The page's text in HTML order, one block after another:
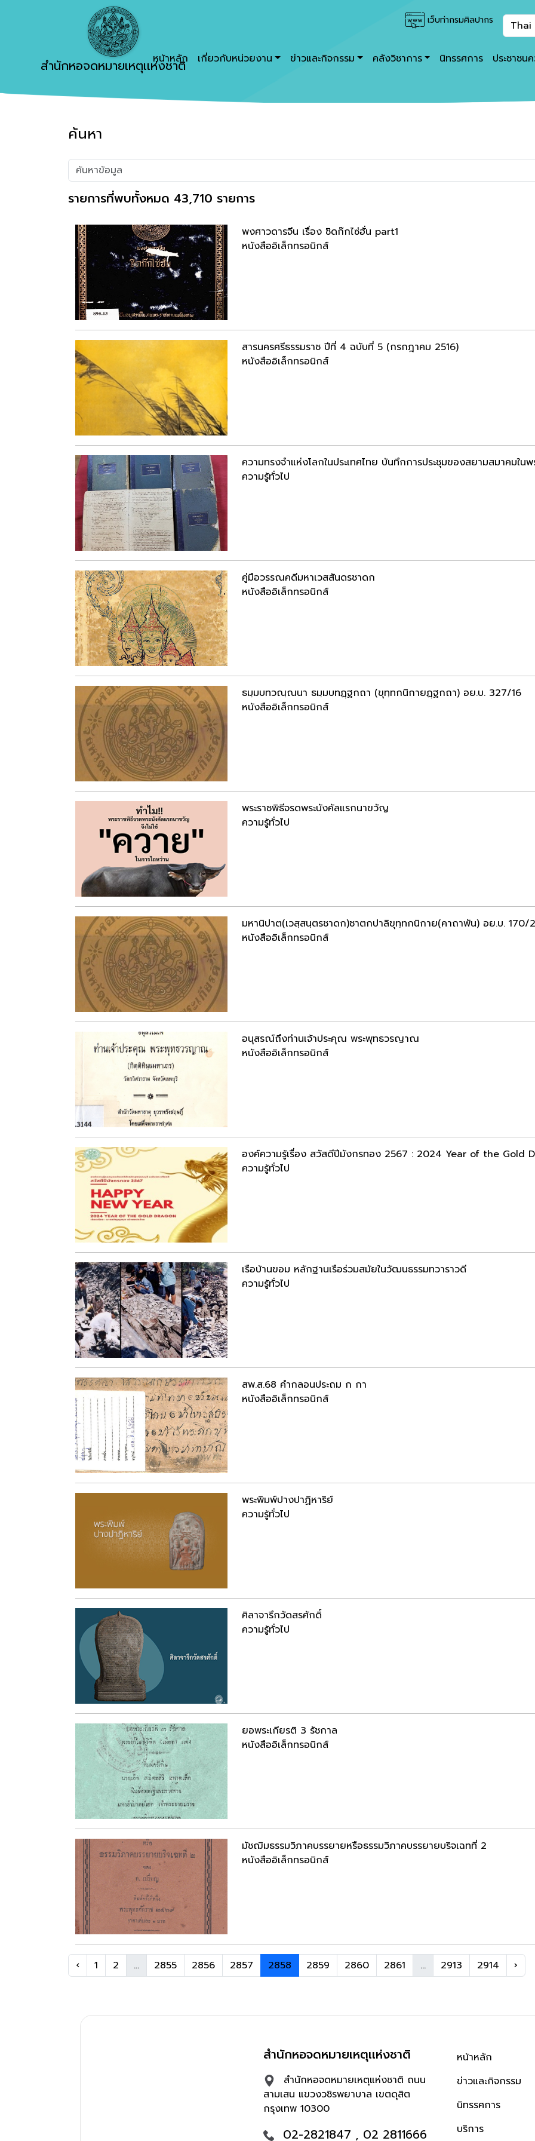
เว็บท่ากรมศิลปากร
สำนักหอจดหมายเหตุเเห่งชาติ
หน้าหลัก เกี่ยวกับหน่วยงาน ข่าวและกิจกรรม คลังวิชาการ นิทรรศการ ประชาชน
ค้นหา
รายการที่พบทั้งหมด 43,710 รายการ
พงศาวดารจีน เรื่อง ชิดก๊กไซ่ฮั่น part1
หนังสืออิเล็กทรอนิกส์
สารนครศรีธรรมราช ปีที่ 4 ฉบับที่ 5 (กรกฎาคม 2516)
หนังสืออิเล็กทรอนิกส์
ความทรงจำแห่งโลกในประเทศไทย บันทึกการประชุมของสยามสมาคมใน
ความรู้ทั่วไป
คู่มือวรรณคดีมหาเวสสันดรชาดก
หนังสืออิเล็กทรอนิกส์
ธมฺมบทวณฺณนา ธมฺมบทฏฺฐกถา (ขุทฺทกนิกายฏฺฐกถา) อย.บ. 327/16
หนังสืออิเล็กทรอนิกส์
พระราชพิธีจรดพระนังคัลแรกนาขวัญ
ความรู้ทั่วไป
มหานิปาต(เวสฺสนฺตรชาดก)ชาตกปาลิขุทฺทกนิกาย(คาถาพัน) อย.บ. 170/
หนังสืออิเล็กทรอนิกส์
อนุสรณ์ถึงท่านเจ้าประคุณ พระพุทธวรญาณ
หนังสืออิเล็กทรอนิกส์
องค์ความรู้เรื่อง สวัสดีปีมังกรทอง 2567 : 2024 Year of the Gold
ความรู้ทั่วไป
เรือบ้านขอม หลักฐานเรือร่วมสมัยในวัฒนธรรมทวาราวดี
ความรู้ทั่วไป
สพ.ส.68 คำกลอนประถม ก กา
หนังสืออิเล็กทรอนิกส์
พระพิมพ์ปางปาฏิหาริย์
ความรู้ทั่วไป
ศิลาจารึกวัดสรศักดิ์
ความรู้ทั่วไป
ยอพระเกียรติ 3 รัชกาล
หนังสืออิเล็กทรอนิกส์
มัชฌิมธรรมวิภาคบรรยายหรือธรรมวิภาคบรรยายบริจเฉทที่ 2
หนังสืออิเล็กทรอนิกส์
‹ 1 2 ... 2855 2856 2857 2858 2859 2860 2861 ... 2913 2914 ›
สำนักหอจดหมายเหตุเเห่งชาติ
สำนักหอจดหมายเหตุแห่งชาติ ถนน
สามเสน แขวงวชิรพยาบาล เขตดุสิต
กรุงเทพ 10300
02-2821847 , 02 2811666
หน้าหลัก
ข่าวและกิจกรรม
นิทรรศการ
บริการ